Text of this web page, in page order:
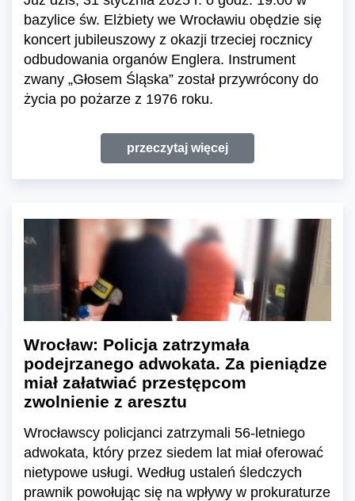
bazylice św. Elżbiety we Wrocławiu obędzie się
koncert jubileuszowy z okazji trzeciej rocznicy
odbudowania organów Englera. Instrument
zwany „Głosem Śląska” został przywrócony do
życia po pożarze z 1976 roku.
przeczytaj więcej
Wrocław: Policja zatrzymała
podejrzanego adwokata. Za pieniądze
miał załatwiać przestępcom
zwolnienie z aresztu
Wrocławscy policjanci zatrzymali 56-letniego
adwokata, który przez siedem lat miał oferować
nietypowe usługi. Według ustaleń śledczych
prawnik powołując się na wpływy w prokuraturze